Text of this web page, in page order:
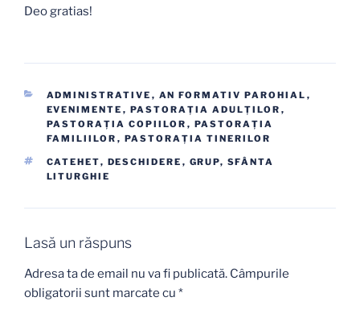
Deo gratias!
CATEGORII
ADMINISTRATIVE , AN FORMATIV PAROHIAL ,
EVENIMENTE , PASTORAŢIA ADULŢILOR ,
PASTORAŢIA COPIILOR , PASTORAŢIA
FAMILIILOR , PASTORAŢIA TINERILOR
ETICHETE
CATEHET, DESCHIDERE , GRUP, SFÂNTA
LITURGHIE
Lasă un răspuns
Adresa ta de email nu va fi publicată. Câmpurile
obligatorii sunt marcate cu *